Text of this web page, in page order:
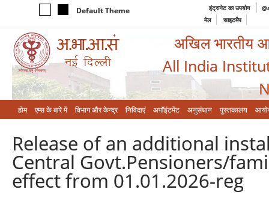
Default Theme इंट्रानेट का उपयोग
मेल
साइटमैप
अखिल भारतीय
All India
होम एम्‍स के बारे में विभाग और केन्‍द्र निविदाएं अपॉइंटमेंट अनुसंधान पुस्तकालय
Release of an additional
Central Govt.Pensioners/
effect from 01.01.2026-reg